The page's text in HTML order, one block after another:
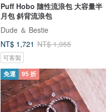
Puff Hobo 隨性流浪包 大容量半
月包 斜背流浪包
Dude ＆ Bestie
NT$ 1,721 NT$ 1,955
可客製
免運 95 折